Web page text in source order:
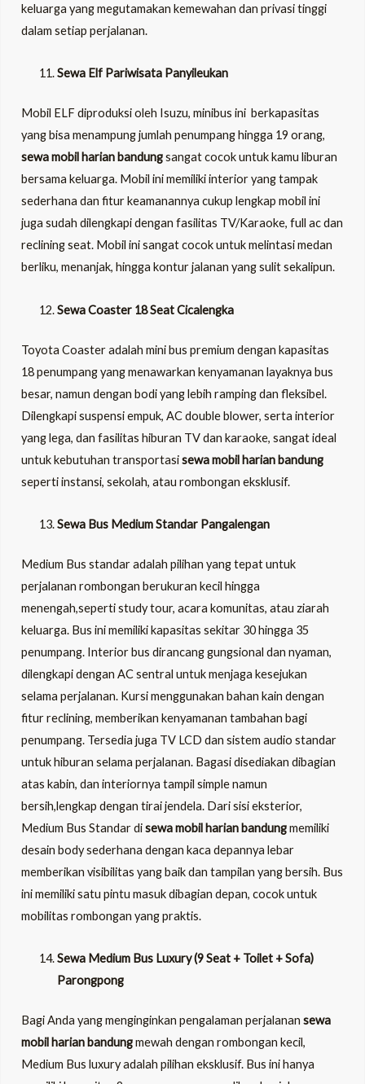
keluarga yang megutamakan kemewahan dan privasi tinggi
dalam setiap perjalanan.
Sewa Elf Pariwisata Panyileukan
Mobil ELF diproduksi oleh Isuzu, minibus ini berkapasitas
yang bisa menampung jumlah penumpang hingga 19 orang,
sewa mobil harian bandungsangat cocok untuk kamu liburan
bersama keluarga. Mobil ini memiliki interior yang tampak
sederhana dan fitur keamanannya cukup lengkap mobil ini
juga sudah dilengkapi dengan fasilitas TV/Karaoke, full ac dan
reclining seat. Mobil ini sangat cocok untuk melintasi medan
berliku, menanjak, hingga kontur jalanan yang sulit sekalipun.
Sewa Coaster 18 Seat Cicalengka
Toyota Coaster adalah mini bus premium dengan kapasitas
18 penumpang yang menawarkan kenyamanan layaknya bus
besar, namun dengan bodi yang lebih ramping dan fleksibel.
Dilengkapi suspensi empuk, AC double blower, serta interior
yang lega, dan fasilitas hiburan TV dan karaoke, sangat ideal
untuk kebutuhan transportasisewa mobil harian bandung
seperti instansi, sekolah, atau rombongan eksklusif.
Sewa Bus Medium Standar Pangalengan
Medium Bus standar adalah pilihan yang tepat untuk
perjalanan rombongan berukuran kecil hingga
menengah,seperti study tour, acara komunitas, atau ziarah
keluarga. Bus ini memiliki kapasitas sekitar 30 hingga 35
penumpang. Interior bus dirancang gungsional dan nyaman,
dilengkapi dengan AC sentral untuk menjaga kesejukan
selama perjalanan. Kursi menggunakan bahan kain dengan
fitur reclining, memberikan kenyamanan tambahan bagi
penumpang. Tersedia juga TV LCD dan sistem audio standar
untuk hiburan selama perjalanan. Bagasi disediakan dibagian
atas kabin, dan interiornya tampil simple namun
bersih,lengkap dengan tirai jendela. Dari sisi eksterior,
Medium Bus Standar disewa mobil harian bandungmemiliki
desain body sederhana dengan kaca depannya lebar
memberikan visibilitas yang baik dan tampilan yang bersih. Bus
ini memiliki satu pintu masuk dibagian depan, cocok untuk
mobilitas rombongan yang praktis.
Sewa Medium Bus Luxury (9 Seat + Toilet + Sofa)
Parongpong
Bagi Anda yang menginginkan pengalaman perjalanan sewa
mobil harian bandungmewah dengan rombongan kecil,
Medium Bus luxury adalah pilihan eksklusif. Bus ini hanya